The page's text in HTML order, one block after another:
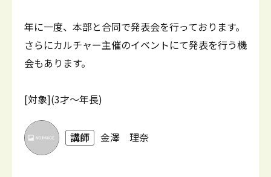
年に一度、本部と合同で発表会を行っております。
さらにカルチャー主催のイベントにて発表を行う機
会もあります。
[対象](3才～年長)
講師 金澤 理奈